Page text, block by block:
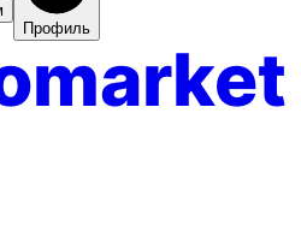
Профиль